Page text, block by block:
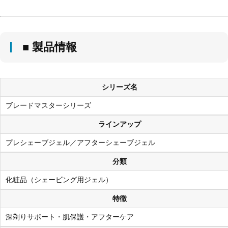
■ 製品情報
シリーズ名
ブレードマスターシリーズ
ラインアップ
プレシェーブジェル／アフターシェーブジェル
分類
化粧品（シェービング用ジェル）
特徴
深剃りサポート・肌保護・アフターケア